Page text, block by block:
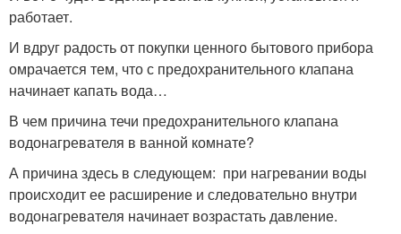
работает.
И вдруг радость от покупки ценного бытового прибора
омрачается тем, что с предохранительного клапана
начинает капать вода…
В чем причина течи предохранительного клапана
водонагревателя в ванной комнате?
А причина здесь в следующем: при нагревании воды
происходит ее расширение и следовательно внутри
водонагревателя начинает возрастать давление.